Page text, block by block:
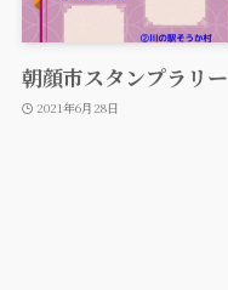
朝顔市スタンプラリー
2021年6月28日